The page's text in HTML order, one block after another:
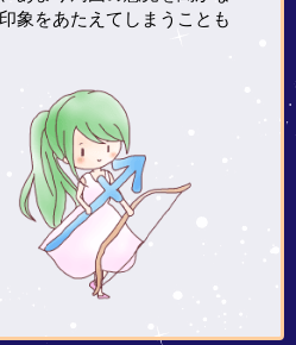
象をあたえてしまうことも